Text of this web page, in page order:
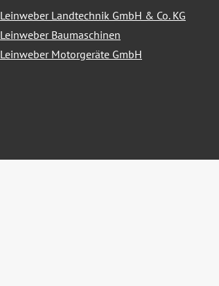
Leinweber Landtechnik GmbH & Co. KG
Leinweber Baumaschinen
Leinweber Motorgeräte GmbH